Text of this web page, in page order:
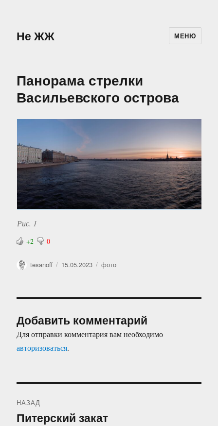
Не ЖЖ МЕНЮ
Панорама стрелки
Васильевского острова
Рис. 1
+2 0
Автор
tesanoff Опубликовано
15.05.2023 Рубрики
фото
Добавить комментарий
Для отправки комментария вам необходимо
авторизоваться.
по
НАЗАД
Предыдущая
Питерский закат